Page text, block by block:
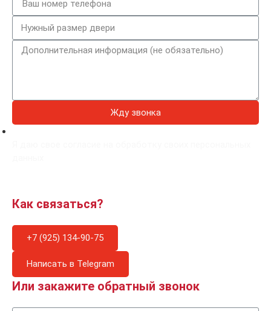
Жду звонка
Как связаться?
+7 (925) 134-90-75
Написать в Telegram
Или закажите обратный звонок